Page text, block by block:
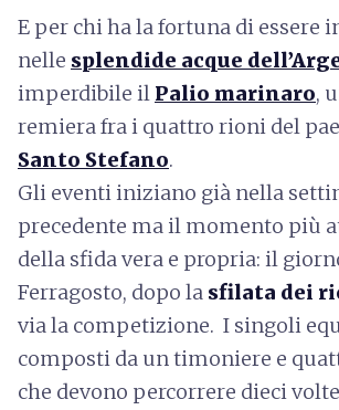
E per chi ha la fortuna di essere
nelle splendide acque
imperdibile il Palio marinaro,
remiera fra i quattro rioni del
Santo Stefano.
Gli eventi iniziano già nella
precedente ma il momento più
della sfida vera e propria: il
Ferragosto, dopo la sfilata dei
via la competizione. I singoli
composti da un timoniere e
che devono percorrere dieci